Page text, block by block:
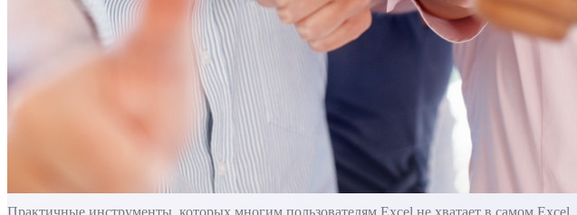
Практичные инструменты, которых многим пользователям Excel не хватает в самом Excel.